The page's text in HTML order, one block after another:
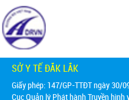
SỞ Y TẾ ĐẮK LẮK
Giấy phép: 147/GP-TTĐT ngày 30/
Cục Quản lý Phát hành Truyền hình